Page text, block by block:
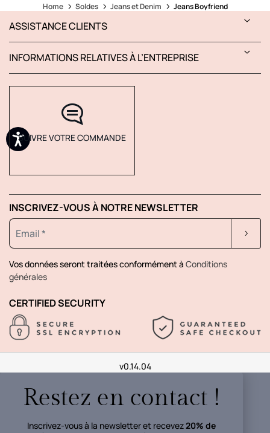
Home Soldes Jeans et Denim Jeans Boyfriend
ASSISTANCE CLIENTS
INFORMATIONS RELATIVES À L’ENTREPRISE
SUIVRE VOTRE COMMANDE
INSCRIVEZ-VOUS À NOTRE NEWSLETTER
Vos données seront traitées conformément à Conditions
générales
CERTIFIED SECURITY
v0.14.04
Restez en contact !
Inscrivez-vous à la newsletter et recevez20% de